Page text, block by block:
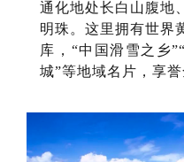
通化地处长白山腹地
明珠。这里拥有世界
库，“中国滑雪之乡
城”等地域名片，享誉